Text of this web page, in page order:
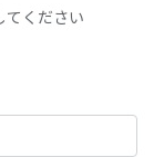
てください